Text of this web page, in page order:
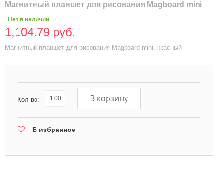
Магнитный планшет для рисования Magboard mini
Нет в наличии
1,104.79 руб.
Магнитный планшет для рисования Magboard mini, красный
Кол-во: В корзину
В избранное